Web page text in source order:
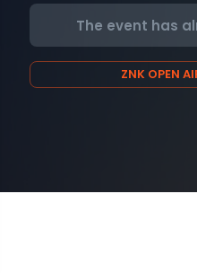
The event has
ZNK OPEN